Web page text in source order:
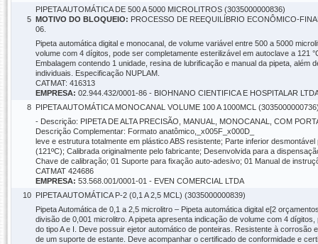
5
PIPETA AUTOMÁTICA DE 500 A 5000 MICROLITROS (3035000000836)
MOTIVO DO BLOQUEIO: PROCESSO DE REEQUILÍBRIO ECONÔMICO-
06.
Pipeta automática digital e monocanal, de volume variável entre 500 a 5000
volume com 4 dígitos, pode ser completamente esterilizável em autoclave a 121
Embalagem contendo 1 unidade, resina de lubrificação e manual da pipeta,
individuais. Especificação NUPLAM.
CATMAT: 416313
EMPRESA: 02.944.432/0001-86 - BIOHNANO CIENTIFICA E HOSPITALAR
8 PIPETA AUTOMÁTICA MONOCANAL VOLUME 100 A 1000MCL
- Descrição: PIPETA DE ALTA PRECISÃO, MANUAL, MONOCANAL, COM
Descrição Complementar: Formato anatômico,_x005F_x000D_
leve e estrutura totalmente em plástico ABS resistente; Parte inferior
(121ºC); Calibrada originalmente pelo fabricante; Desenvolvida para a
Chave de calibração; 01 Suporte para fixação auto-adesivo; 01 Manual de
CATMAT 424686
EMPRESA: 53.568.001/0001-01 - EVEN COMERCIAL LTDA
10 PIPETA AUTOMÁTICA P-2 (0,1 A 2,5 MCL) (3035000000839)
Pipeta Automática de 0,1 a 2,5 microlitro – Pipeta automática digital e[2
divisão de 0,001 microlitro. A pipeta apresenta indicação de volume com 4
do tipo A e I. Deve possuir ejetor automático de ponteiras. Resistente à
de um suporte de estante. Deve acompanhar o certificado de conformidade e